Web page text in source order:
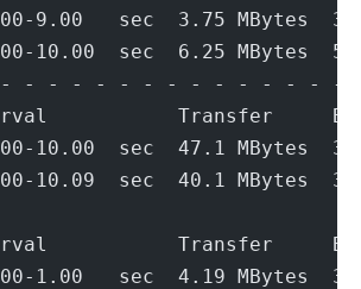
9.00   sec  3.75 MBytes
10.00  sec  6.25
- - - - - - - - - - - - - -
Transfer
10.00  sec  47.1 MBytes
10.09  sec  40.1 MBytes
Transfer
1.00   sec  4.19